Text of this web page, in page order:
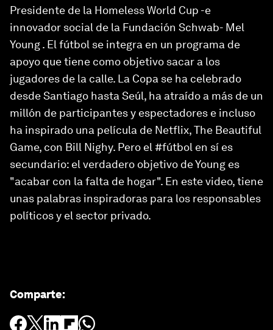
Presidente de la Homeless World Cup -e
innovador social de la Fundación Schwab- Mel
Young . El fútbol se integra en un programa de
apoyo que tiene como objetivo sacar a los
jugadores de la calle. La Copa se ha celebrado
desde Santiago hasta Seúl, ha atraído a más de un
millón de participantes y espectadores e incluso
ha inspirado una película de Netflix, The Beautiful
Game, con Bill Nighy. Pero el #fútbol en sí es
secundario: el verdadero objetivo de Young es
"acabar con la falta de hogar". En este video, tiene
unas palabras inspiradoras para los responsables
políticos y el sector privado.
Comparte: